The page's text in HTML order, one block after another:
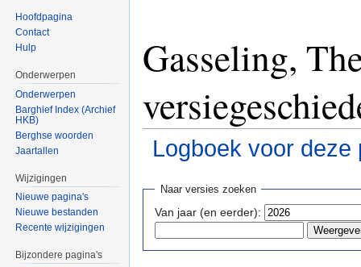
Gasseling,
Logboek voor deze
Naar versies zoeken
Van jaar (en eerder):
Hoofdpagina
Contact
Hulp
Onderwerpen
Onderwerpen
Barghief Index (Archief
HKB)
Berghse woorden
Jaartallen
Wijzigingen
Nieuwe pagina's
Nieuwe bestanden
Recente wijzigingen
Bijzondere pagina's